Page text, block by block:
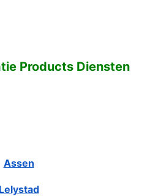
Products Diensten
Assen
Lelystad